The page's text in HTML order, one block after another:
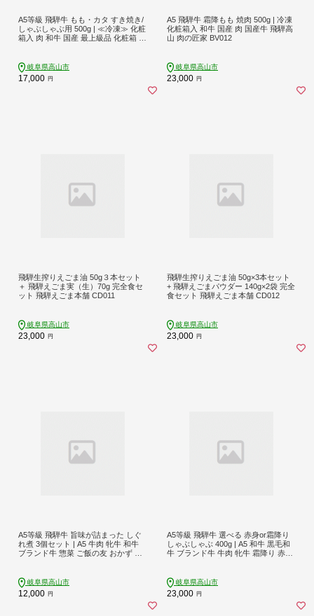
A5等級 飛騨牛 もも・カタ すき焼き/
しゃぶしゃぶ用 500g | ≪冷凍≫ 化粧
箱入 肉 和牛 国産 最上級品 化粧箱 贈
岐阜県高山市
17,000 円
A5 飛騨牛 霜降もも 焼肉 500g | 冷凍
化粧箱入 和牛 国産 肉 国産牛 飛騨高
山 肉の匠家 BV012
岐阜県高山市
23,000 円
飛騨生搾りえごま油 50g３本セット
＋ 飛騨えごま実（生）70g 完全食セ
ット 飛騨えごま本舗 CD011
岐阜県高山市
23,000 円
飛騨生搾りえごま油 50g×3本セット
+ 飛騨えごまパウダー 140g×2袋 完全
食セット 飛騨えごま本舗 CD012
岐阜県高山市
23,000 円
A5等級 飛騨牛 旨味が詰まった しぐ
れ煮 3個セット | A5 牛肉 牝牛 和牛
ブランド牛 惣菜 ご飯の友 おかず お
岐阜県高山市
12,000 円
A5等級 飛騨牛 選べる 赤身or霜降り
しゃぶしゃぶ 400g | A5 和牛 黒毛和
牛 ブランド牛 牛肉 牝牛 霜降り 赤身
霜降り しゃぶしゃぶ 牛肉 飛騨牛 赤
身 霜降り しゃぶしゃぶ 牛肉 飛騨牛
赤身 霜降り しゃぶしゃぶ 牛肉 飛騨
岐阜県高山市
23,000 円